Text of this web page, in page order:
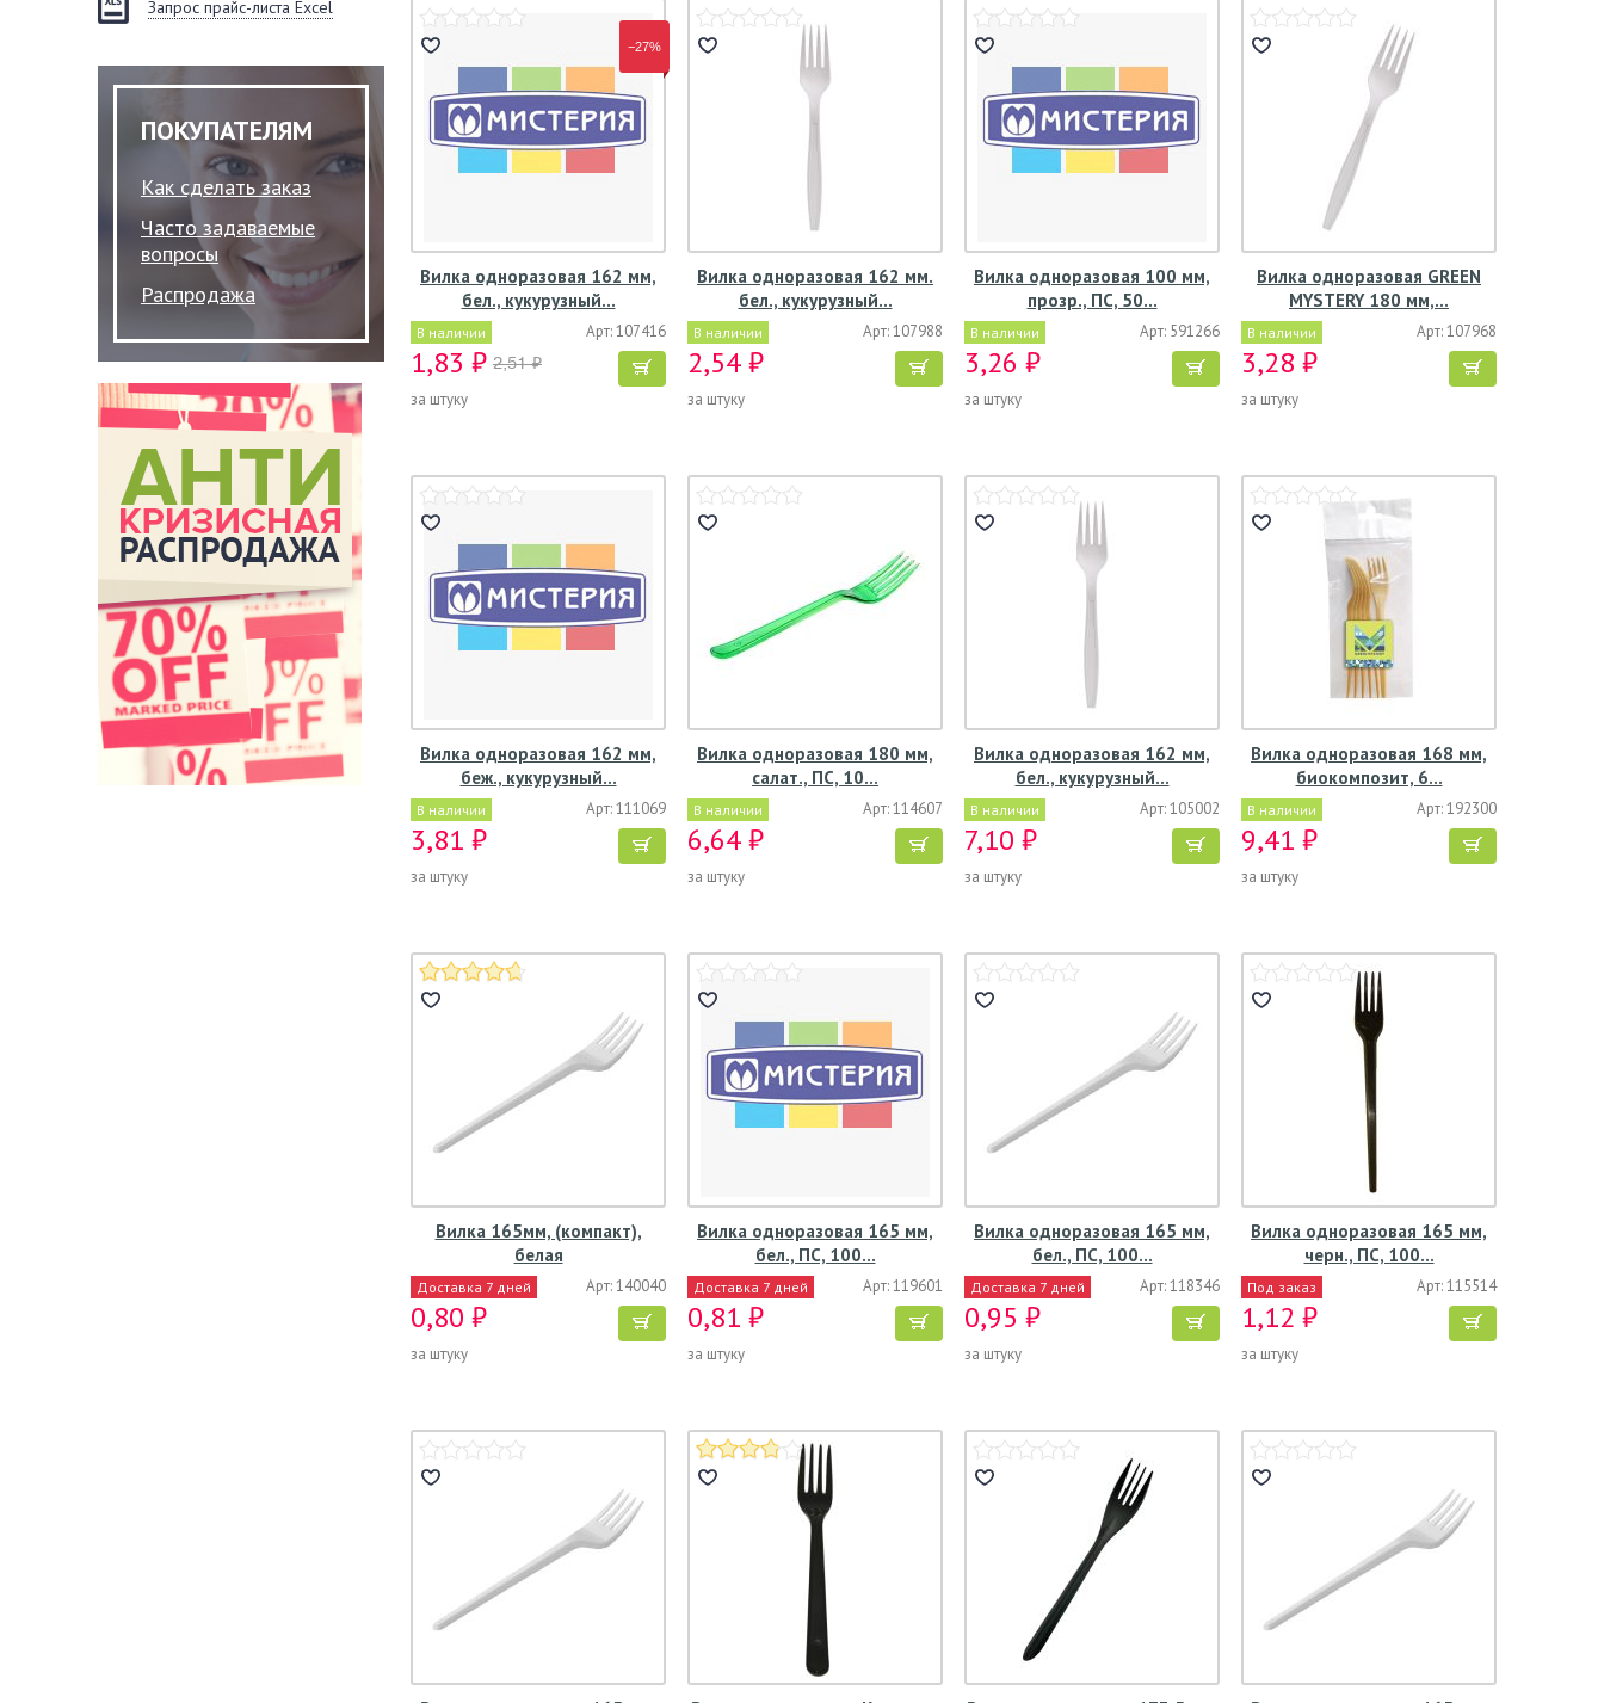
Запрос прайс-листа Excel
ПОКУПАТЕЛЯМ
Как сделать заказ
Часто задаваемые
вопросы
Распродажа
−27%
Вилка одноразовая 162 мм,
бел., кукурузный…
В наличии Арт: 107416
1,83 ₽ 2,51 ₽
за штуку
Вилка одноразовая 162 мм.
бел., кукурузный…
В наличии Арт: 107988
2,54 ₽
за штуку
Вилка одноразовая 100 мм,
прозр., ПС, 50…
В наличии Арт: 591266
3,26 ₽
за штуку
Вилка одноразовая GREEN
MYSTERY 180 мм,…
В наличии Арт: 107968
3,28 ₽
за штуку
Вилка одноразовая 162 мм,
беж., кукурузный…
В наличии Арт: 111069
3,81 ₽
за штуку
Вилка одноразовая 180 мм,
салат., ПС, 10…
В наличии Арт: 114607
6,64 ₽
за штуку
Вилка одноразовая 162 мм,
бел., кукурузный…
В наличии Арт: 105002
7,10 ₽
за штуку
Вилка одноразовая 168 мм,
биокомпозит, 6…
В наличии Арт: 192300
9,41 ₽
за штуку
Вилка 165мм, (компакт),
белая
Доставка 7 дней Арт: 140040
0,80 ₽
за штуку
Вилка одноразовая 165 мм,
бел., ПС, 100…
Доставка 7 дней Арт: 119601
0,81 ₽
за штуку
Вилка одноразовая 165 мм,
бел., ПС, 100…
Доставка 7 дней Арт: 118346
0,95 ₽
за штуку
Вилка одноразовая 165 мм,
черн., ПС, 100…
Под заказ Арт: 115514
1,12 ₽
за штуку